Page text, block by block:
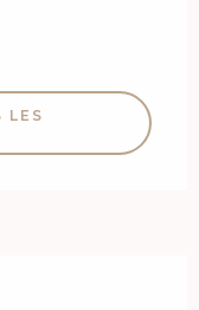
LES